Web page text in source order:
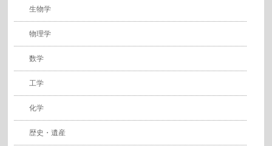
生物学
物理学
数学
工学
化学
歴史・遺産